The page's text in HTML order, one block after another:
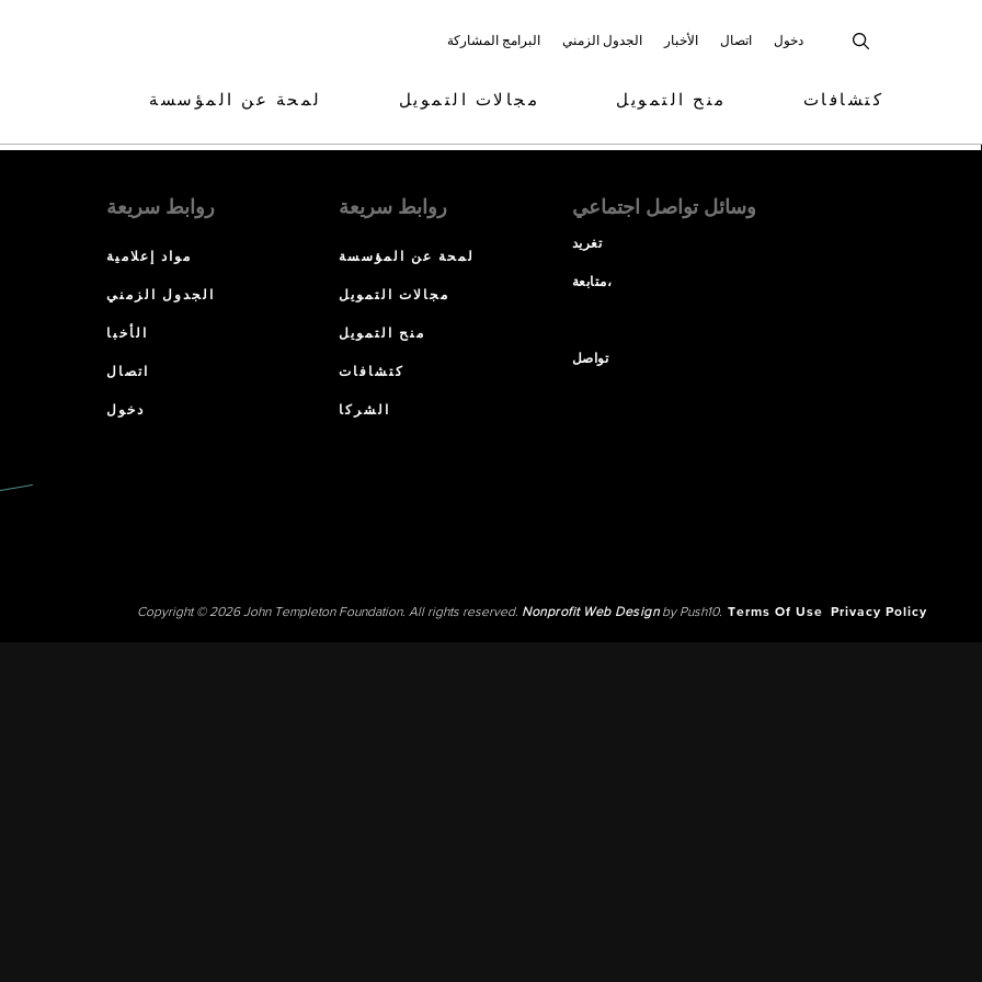
البرامج المشاركة الجدول الزمني الأخبار اتصال دخول
لمحة عن المؤسسة مجالات التمويل منح التمويل كتشافات
روابط سريعة
مواد إعلامية
الجدول الزمني
الأخبا
اتصال
دخول
روابط سريعة
لمحة عن المؤسسة
مجالات التمويل
منح التمويل
كتشافات
الشركا
وسائل تواصل اجتماعي
تغريد
متابعة،
تواصل
Copyright © 2026 John Templeton Foundation. All rights reserved. Nonprofit Web Designby Push10. Terms Of Use Privacy Policy